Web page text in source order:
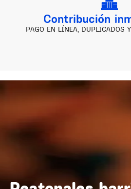
Contribución
PAGO EN LÍNEA, DUPLICADOS